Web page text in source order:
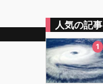
人気の記事
1